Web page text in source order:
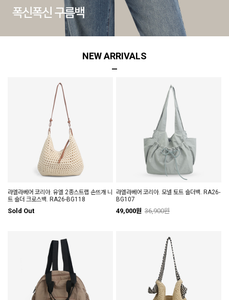
NEW ARRIVALS
라엘라베어 코리아. 유엘 2종스트랩 손뜨개 니
트 숄더 크로스백. RA26-BG118
Sold Out
라엘라베어 코리아. 모넬 토트 숄더백. RA26-
BG107
49,000원 36,900원